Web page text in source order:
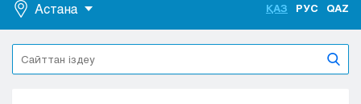
Астана
Астана
Алматы
ҚАЗ РУС QAZ